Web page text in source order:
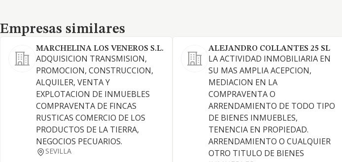
Empresas similares
Empresas similares
MARCHELINA LOS VENEROS S.L.
ADQUISICION TRANSMISION,
PROMOCION, CONSTRUCCION,
ALQUILER, VENTA Y
EXPLOTACION DE INMUEBLES
COMPRAVENTA DE FINCAS
RUSTICAS COMERCIO DE LOS
PRODUCTOS DE LA TIERRA,
NEGOCIOS PECUARIOS.
SEVILLA
ALEJANDRO COLLANTES 25 SL
LA ACTIVIDAD INMOBILIARIA EN
SU MAS AMPLIA ACEPCION,
MEDIACION EN LA
COMPRAVENTA O
ARRENDAMIENTO DE TODO TIPO
DE BIENES INMUEBLES,
TENENCIA EN PROPIEDAD.
ARRENDAMIENTO O CUALQUIER
OTRO TITULO DE BIENES